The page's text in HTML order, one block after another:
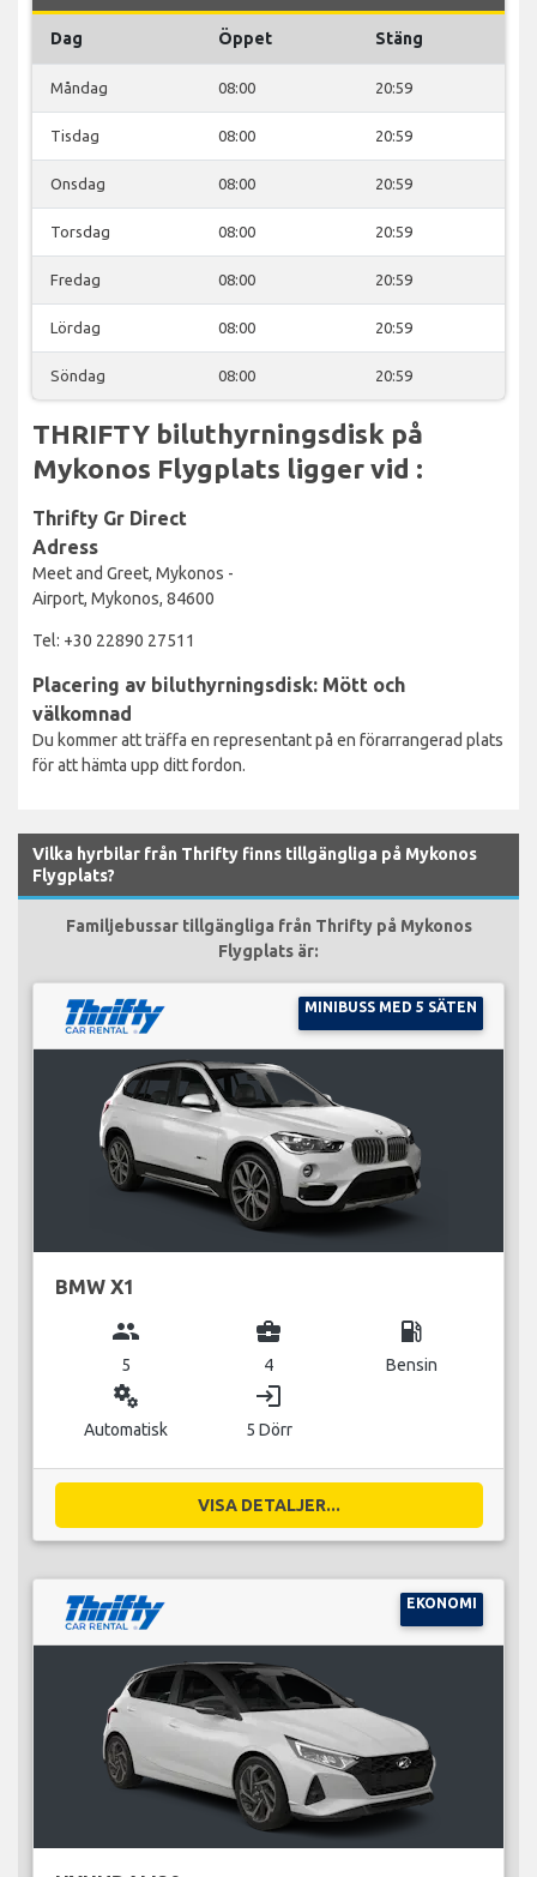
Dag Öppet Stäng
Måndag 08:00 20:59
Tisdag 08:00 20:59
Onsdag 08:00 20:59
Torsdag 08:00 20:59
Fredag 08:00 20:59
Lördag 08:00 20:59
Söndag 08:00 20:59
THRIFTY biluthyrningsdisk på
Mykonos Flygplats ligger vid :
Thrifty Gr Direct
Adress
Meet and Greet, Mykonos -
Airport, Mykonos, 84600
Tel: +30 22890 27511
Placering av biluthyrningsdisk: Mött och
välkomnad
Du kommer att träffa en representant på en förarrangerad plats
för att hämta upp ditt fordon.
Vilka hyrbilar från Thrifty finns tillgängliga på Mykonos
Flygplats?
Familjebussar tillgängliga från Thrifty på Mykonos
Flygplats är:
MINIBUSS MED 5 SÄTEN
BMW X1
group
5
business_center
4
local_gas_station
Bensin
miscellaneous_services
Automatisk
login
5 Dörr
VISA DETALJER...
EKONOMI